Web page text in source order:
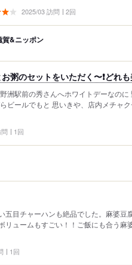
2025/03 訪問 2回
賀&ニッポン
粥のセットをいただく〜❗️どれ
洲駅前の秀さんへホワイトデーなのに
ビールでもと 思いきや、店内メチャク
1回
目チャーハンも絶品でした。麻婆豆
リュームもすごい！！ご飯にも合う
1回